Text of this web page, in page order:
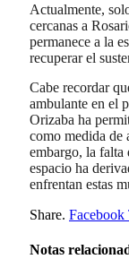
Actualmente,
cercanas a
permanece a la
recuperar el
Cabe recordar
ambulante en el
Orizaba ha
como medida de
embargo, la falta
espacio ha
enfrentan estas
Share. Facebook
Notas